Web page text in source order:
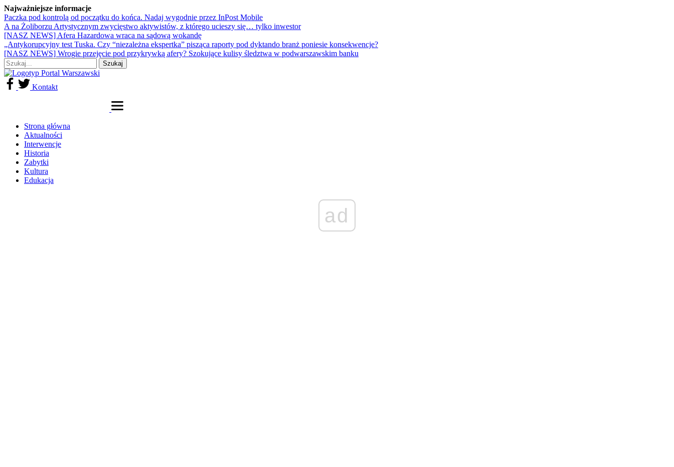
Najważniejsze informacje
Paczka pod kontrolą od początku do końca. Nadaj wygodnie przez InPost Mobile
A na Żoliborzu Artystycznym zwycięstwo aktywistów, z którego ucieszy się… tylko inwestor
[NASZ NEWS] Afera Hazardowa wraca na sądową wokandę
„Antykorupcyjny test Tuska. Czy “niezależna ekspertka” pisząca raporty pod dyktando branż poniesie konsekwencje?
[NASZ NEWS] Wrogie przejęcie pod przykrywką afery? Szokujące kulisy śledztwa w podwarszawskim banku
Kontakt
Strona główna
Aktualności
Interwencje
Historia
Zabytki
Kultura
Edukacja
ad